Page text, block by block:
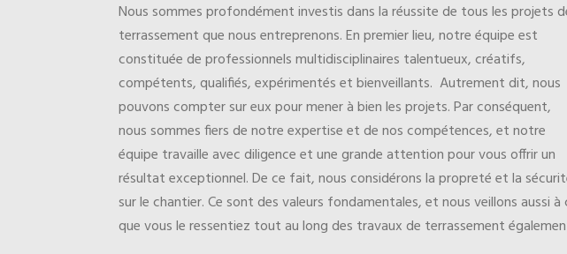
Nous sommes profondément investis dans la réussite de tous les projets
terrassement que nous entreprenons. En premier lieu, notre équipe est
constituée de professionnels multidisciplinaires talentueux, créatifs,
compétents, qualifiés, expérimentés et bienveillants. Autrement dit, nous
pouvons compter sur eux pour mener à bien les projets. Par conséquent,
nous sommes fiers de notre expertise et de nos compétences, et notre
équipe travaille avec diligence et une grande attention pour vous offrir un
résultat exceptionnel. De ce fait, nous considérons la propreté et la
sur le chantier. Ce sont des valeurs fondamentales, et nous veillons aussi à
que vous le ressentiez tout au long des travaux de terrassement